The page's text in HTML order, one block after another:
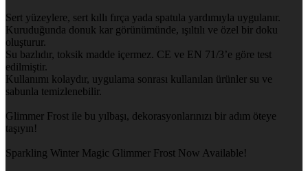
Sert yüzeylere, sert kıllı fırça yada spatula yardımıyla uygulanır.
Kuruduğunda donuk kar görünümünde, ışıltılı ve özel bir doku
oluşturur.
Su bazlıdır, toksik madde içermez. CE ve EN 71/3’e göre test
edilmiştir.
Kullanımı kolaydır, uygulama sonrası kullanılan ürünler su ve
sabunla temizlenebilir.
Glimmer Frost ile bu yılbaşı, dekorasyonlarınızı bir adım öteye
taşıyın!
Sparkling Winter Magic Glimmer Frost Now Available!